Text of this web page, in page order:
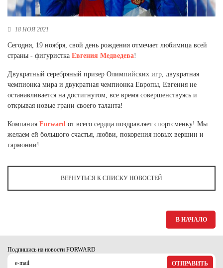
Новосибирская область (3)
Омская область (5)
Республика Башкортостан (3)
Республика Крым (1)
Ростовская область (2)
Самарская область (1)
Санкт-Петербург и ЛО (3)
Свердловская область (5)
Северная Осетия (2)
Смоленская область (1)
Ямало-Ненецкий автономный округ (1)
18 НОЯ 2021
Сегодня, 19 ноября, свой день рождения отмечает любимица всей
страны - фигуристка Евгения Медведева!
Двукратный серебряный призер Олимпийских игр, двукратная
чемпионка мира и двукратная чемпионка Европы, Евгения не
останавливается на достигнутом, все время совершенствуясь и
открывая новые грани своего таланта!
Компания Forward от всего сердца поздравляет спортсменку! Мы
желаем ей большого счастья, любви, покорения новых вершин и
гармонии!
ВЕРНУТЬСЯ К СПИСКУ НОВОСТЕЙ
В НАЧАЛО
Подпишись на новости FORWARD
ОТПРАВИТЬ